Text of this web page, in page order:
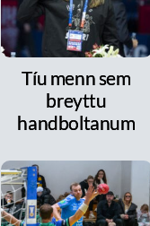
Tíu menn sem
breyttu
handboltanum